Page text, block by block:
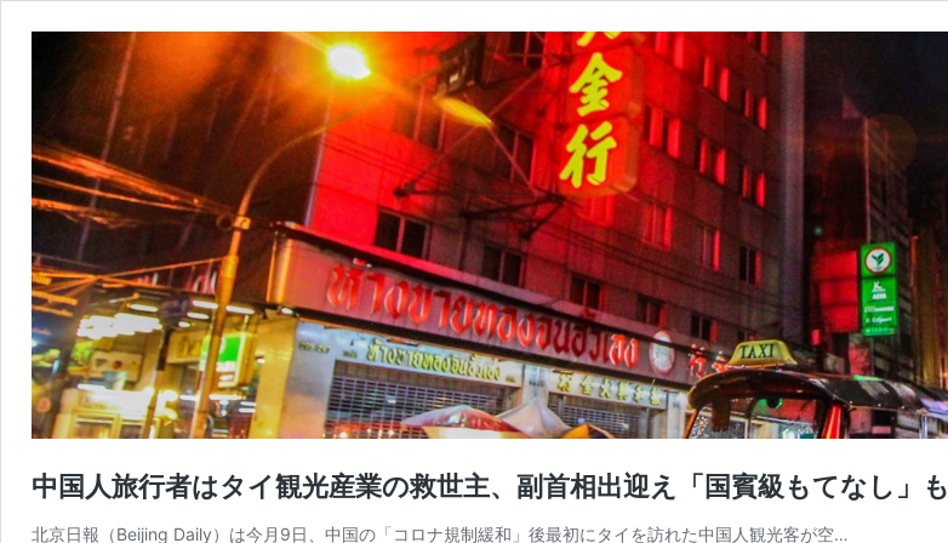
中国人旅行者はタイ観光産業の救世主、副首相出迎え「国賓級もてなし」も
北京日報（Beijing Daily）は今月9日、中国の「コロナ規制緩和」後最初にタイを訪れた中国人観光客が空…